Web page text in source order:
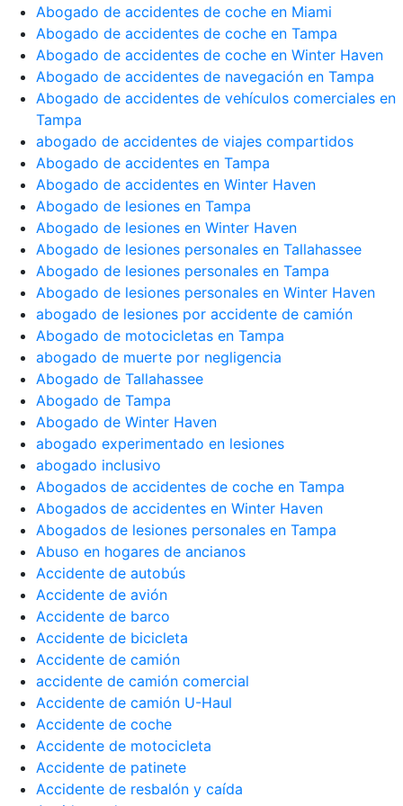
Abogado de accidentes de coche en Miami
Abogado de accidentes de coche en Tampa
Abogado de accidentes de coche en Winter Haven
Abogado de accidentes de navegación en Tampa
Abogado de accidentes de vehículos comerciales en
Tampa
abogado de accidentes de viajes compartidos
Abogado de accidentes en Tampa
Abogado de accidentes en Winter Haven
Abogado de lesiones en Tampa
Abogado de lesiones en Winter Haven
Abogado de lesiones personales en Tallahassee
Abogado de lesiones personales en Tampa
Abogado de lesiones personales en Winter Haven
abogado de lesiones por accidente de camión
Abogado de motocicletas en Tampa
abogado de muerte por negligencia
Abogado de Tallahassee
Abogado de Tampa
Abogado de Winter Haven
abogado experimentado en lesiones
abogado inclusivo
Abogados de accidentes de coche en Tampa
Abogados de accidentes en Winter Haven
Abogados de lesiones personales en Tampa
Abuso en hogares de ancianos
Accidente de autobús
Accidente de avión
Accidente de barco
Accidente de bicicleta
Accidente de camión
accidente de camión comercial
Accidente de camión U-Haul
Accidente de coche
Accidente de motocicleta
Accidente de patinete
Accidente de resbalón y caída